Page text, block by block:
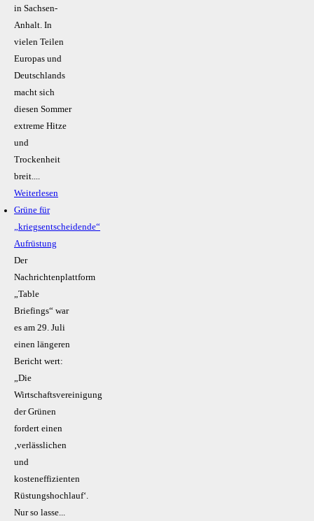
in Sachsen-
Anhalt. In
vielen Teilen
Europas und
Deutschlands
macht sich
diesen Sommer
extreme Hitze
und
Trockenheit
breit....
Weiterlesen
Grüne für
„kriegsentscheidende“
Aufrüstung
Der
Nachrichtenplattform
„Table
Briefings“ war
es am 29. Juli
einen längeren
Bericht wert:
„Die
Wirtschaftsvereinigung
der Grünen
fordert einen
‚verlässlichen
und
kosteneffizienten
Rüstungshochlauf‘.
Nur so lasse...